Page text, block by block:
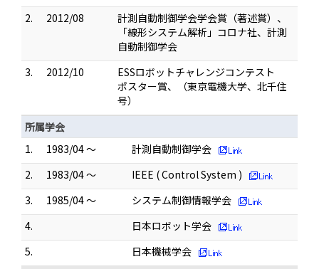
2.
2012/08
計測自動制御学会学会賞（著述賞）、
「線形システム解析」コロナ社、計測
自動制御学会
3.
2012/10
ESSロボットチャレンジコンテスト
ポスター賞、（東京電機大学、北千住
号）
所属学会
1.
1983/04 ～
計測自動制御学会
2.
1983/04 ～
IEEE ( Control System )
3.
1985/04 ～
システム制御情報学会
4.
日本ロボット学会
5.
日本機械学会